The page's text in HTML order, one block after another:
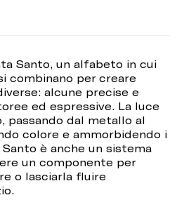
Santo, un alfabeto in cui
combinano per creare
alcune precise e
ed espressive. La luce
passando dal metallo al
colore e ammorbidendo i
è anche un sistema
un componente per
o lasciarla fluire